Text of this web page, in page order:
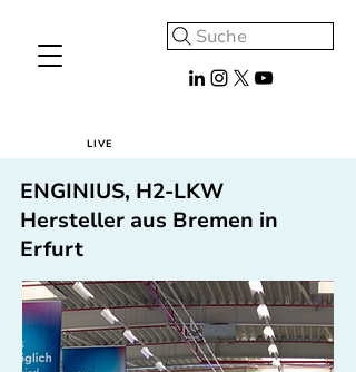
Suche
LIVE
ENGINIUS, H2-LKW
Hersteller aus Bremen in
Erfurt